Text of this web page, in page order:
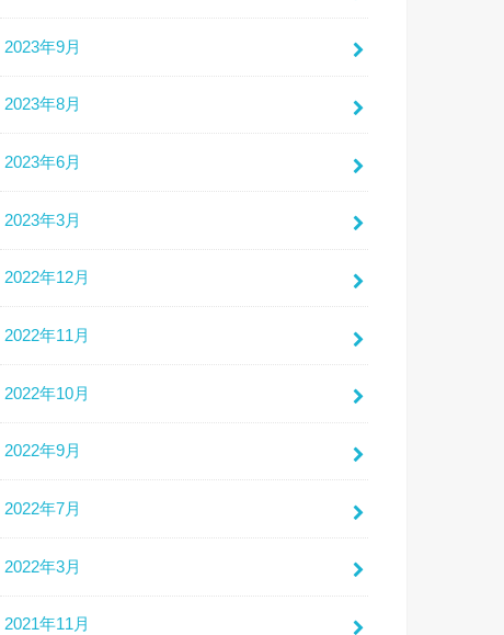
2023年9月
2023年8月
2023年6月
2023年3月
2022年12月
2022年11月
2022年10月
2022年9月
2022年7月
2022年3月
2021年11月